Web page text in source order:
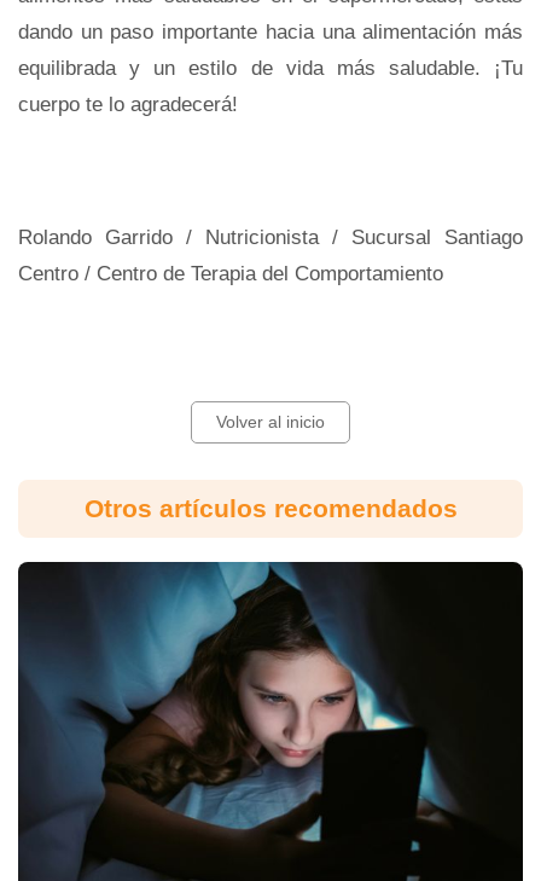
dando un paso importante hacia una alimentación más
equilibrada y un estilo de vida más saludable. ¡Tu
cuerpo te lo agradecerá!
Rolando Garrido / Nutricionista / Sucursal Santiago
Centro / Centro de Terapia del Comportamiento
Volver al inicio
Otros artículos recomendados